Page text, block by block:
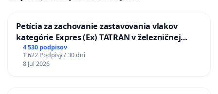
Petícia za zachovanie zastavovania vlakov
kategórie Expres (Ex) TATRAN v železničnej
stanici Púchov
4 530 podpisov
1 622 Podpisy / 30 dni
8 Jul 2026